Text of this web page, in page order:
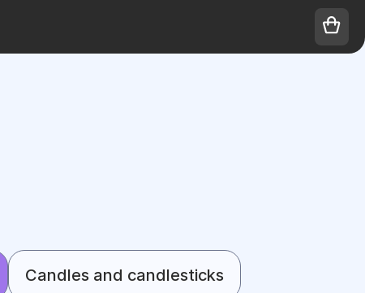
Candles and candlesticks